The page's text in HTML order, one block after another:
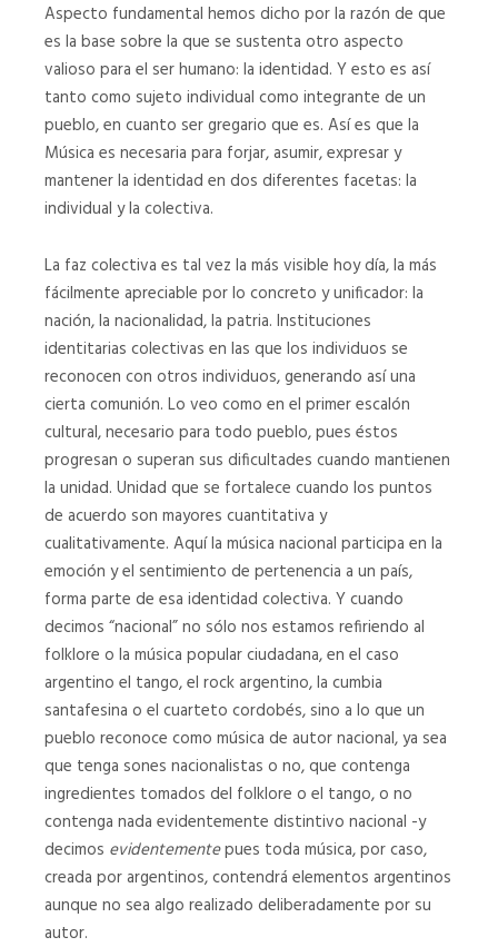
Aspecto fundamental hemos dicho por la razón de que
es la base sobre la que se sustenta otro aspecto
valioso para el ser humano: la identidad. Y esto es así
tanto como sujeto individual como integrante de un
pueblo, en cuanto ser gregario que es. Así es que la
Música es necesaria para forjar, asumir, expresar y
mantener la identidad en dos diferentes facetas: la
individual y la colectiva.
La faz colectiva es tal vez la más visible hoy día, la más
fácilmente apreciable por lo concreto y unificador: la
nación, la nacionalidad, la patria. Instituciones
identitarias colectivas en las que los individuos se
reconocen con otros individuos, generando así una
cierta comunión. Lo veo como en el primer escalón
cultural, necesario para todo pueblo, pues éstos
progresan o superan sus dificultades cuando mantienen
la unidad. Unidad que se fortalece cuando los puntos
de acuerdo son mayores cuantitativa y
cualitativamente. Aquí la música nacional participa en la
emoción y el sentimiento de pertenencia a un país,
forma parte de esa identidad colectiva. Y cuando
decimos “nacional” no sólo nos estamos refiriendo al
folklore o la música popular ciudadana, en el caso
argentino el tango, el rock argentino, la cumbia
santafesina o el cuarteto cordobés, sino a lo que un
pueblo reconoce como música de autor nacional, ya sea
que tenga sones nacionalistas o no, que contenga
ingredientes tomados del folklore o el tango, o no
contenga nada evidentemente distintivo nacional -y
decimos evidentementepues toda música, por caso,
creada por argentinos, contendrá elementos argentinos
aunque no sea algo realizado deliberadamente por su
autor.